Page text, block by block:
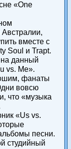
«One
Австралии,
вместе с
Soul и Trapt.
данный
vs. Me».
фанаты
вовсю
что «музыка
«Us vs.
песни.
студийный